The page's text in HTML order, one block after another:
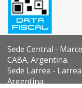
Sede Central -
CABA, Argentina.
Sede Larrea - Larrea
Argentina.